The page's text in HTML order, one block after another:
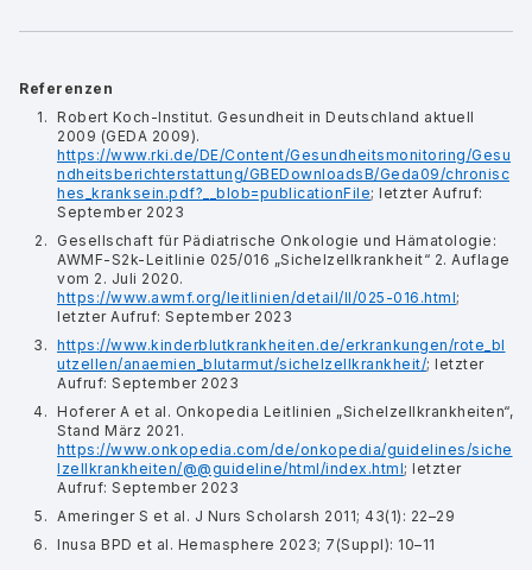
Referenzen
Robert Koch-Institut. Gesundheit in Deutschland aktuell
2009 (GEDA 2009).
https://www.rki.de/DE/Content/Gesundheitsmonitoring/Gesu
ndheitsberichterstattung/GBEDownloadsB/Geda09/chronisc
hes_kranksein.pdf?__blob=publicationFile; letzter Aufruf:
September 2023
Gesellschaft für Pädiatrische Onkologie und Hämatologie:
AWMF-S2k-Leitlinie 025/016 „Sichelzellkrankheit“ 2. Auflage
vom 2. Juli 2020.
https://www.awmf.org/leitlinien/detail/ll/025-016.html;
letzter Aufruf: September 2023
https://www.kinderblutkrankheiten.de/erkrankungen/rote_bl
utzellen/anaemien_blutarmut/sichelzellkrankheit/; letzter
Aufruf: September 2023
Hoferer A et al. Onkopedia Leitlinien „Sichelzellkrankheiten“,
Stand März 2021.
https://www.onkopedia.com/de/onkopedia/guidelines/siche
lzellkrankheiten/@@guideline/html/index.html; letzter
Aufruf: September 2023
Ameringer S et al. J Nurs Scholarsh 2011; 43(1): 22–29
Inusa BPD et al. Hemasphere 2023; 7(Suppl): 10–11